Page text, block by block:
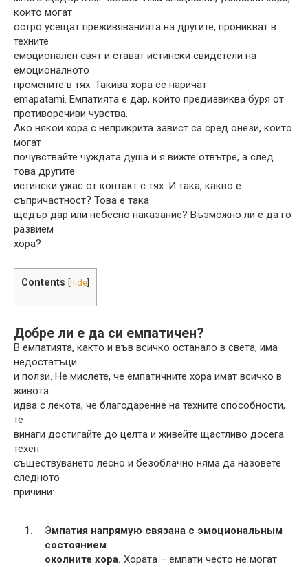
които могат
остро усещат преживяванията на другите, проникват в
техните
емоционален свят и стават истински свидетели на
емоционалното
промените в тях. Такива хора се наричат
emapatami. Емпатията е дар, който предизвиква буря от
противоречиви чувства.
Ако някои хора с неприкрита завист са сред онези, които
могат
почувствайте чуждата душа и я вижте отвътре, а след
това другите
истински ужас от контакт с тях. И така, какво е
съпричастност? Това е така
щедър дар или небесно наказание? Възможно ли е да го
развием
хора?
Contents [hide]
Добре ли е да си емпатичен?
В емпатията, както и във всичко останало в света, има
недостатъци
и ползи. Не мислете, че емпатичните хора имат всичко в
живота
идва с лекота, че благодарение на техните способности,
те
винаги достигайте до целта и живейте щастливо досега.
техен
съществуването лесно и безоблачно няма да назовете
следното
причини:
Эмпатия напрямую связана с эмоциональным
состоянием
околните хора. Хората – емпати често не могат